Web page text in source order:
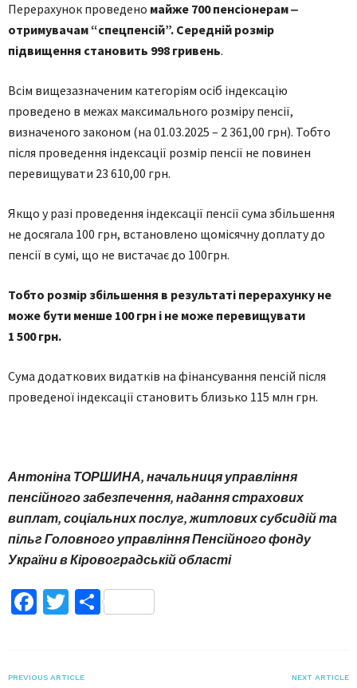
Перерахунок проведено майже 700 пенсіонерам ‒
отримувачам “спецпенсій”. Середній розмір
підвищення становить 998 гривень.
Всім вищезазначеним категоріям осіб індексацію
проведено в межах максимального розміру пенсії,
визначеного законом (на 01.03.2025 – 2 361,00 грн). Тобто
після проведення індексації розмір пенсії не повинен
перевищувати 23 610,00 грн.
Якщо у разі проведення індексації пенсії сума збільшення
не досягала 100 грн, встановлено щомісячну доплату до
пенсії в сумі, що не вистачає до 100грн.
Тобто розмір збільшення в результаті перерахунку не
може бути менше 100 грн і не може перевищувати
1 500 грн.
Сума додаткових видатків на фінансування пенсій після
проведеної індексації становить близько 115 млн грн.
Антоніна ТОРШИНА, начальниця управління
пенсійного забезпечення, надання страхових
виплат, соціальних послуг, житлових субсидій та
пільг Головного управлінняПенсійного фонду
України в Кіровоградській області
Facebook
TwitterПоділитися
PREVIOUS ARTICLE NEXT ARTICLE